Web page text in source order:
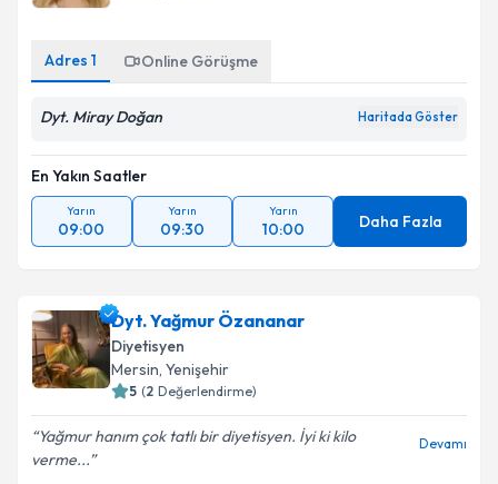
Adres 1 Online Görüşme
Dyt. Miray Doğan Haritada Göster
En Yakın Saatler
Yarın
09:00
Yarın
09:30
Yarın
10:00 Daha Fazla
Dyt. Yağmur Özananar
Diyetisyen
Mersin, Yenişehir
5 (2 Değerlendirme)
Yağmur hanım çok tatlı bir diyetisyen. İyi ki kilo
verme...
Devamı